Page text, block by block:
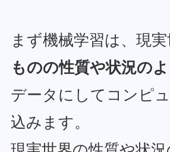
まず機械学習は、現
ものの性質や状況の
データにしてコンピ
込みます。